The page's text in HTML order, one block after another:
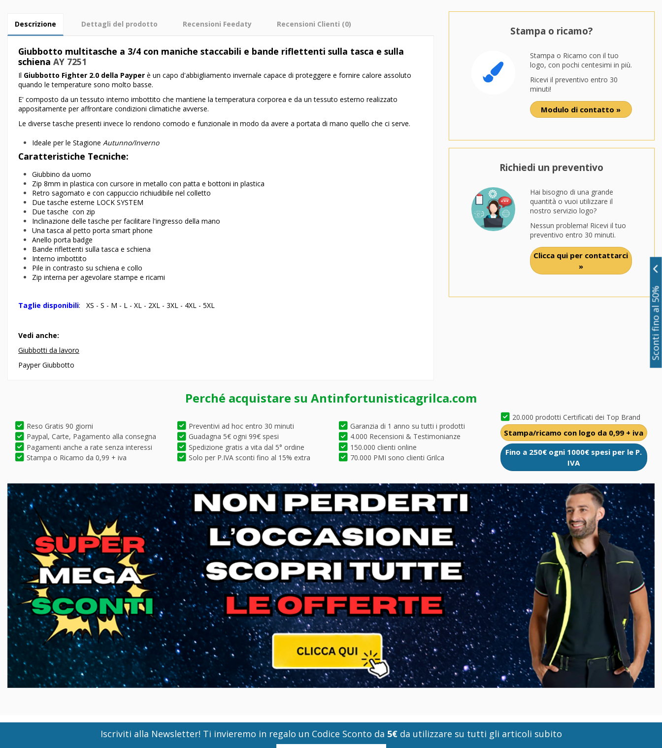
Descrizione Dettagli del prodotto Recensioni Feedaty Recensioni Clienti (0)
Giubbotto multitasche a 3/4 con maniche staccabili e bande riflettenti sulla tasca e sulla
schiena AY 7251
Il Giubbotto Fighter 2.0 della Payper è un capo d'abbigliamento invernale capace di proteggere e fornire calore assoluto
quando le temperature sono molto basse.
E' composto da un tessuto interno imbottito che mantiene la temperatura corporea e da un tessuto esterno realizzato
appositamente per affrontare condizioni climatiche avverse.
Le diverse tasche presenti invece lo rendono comodo e funzionale in modo da avere a portata di mano quello che ci serve.
Ideale per le Stagione Autunno/Inverno
Caratteristiche Tecniche:
Giubbino da uomo
Zip 8mm in plastica con cursore in metallo con patta e bottoni in plastica
Retro sagomato e con cappuccio richiudibile nel colletto
Due tasche esterne LOCK SYSTEM
Due tasche con zip
Inclinazione delle tasche per facilitare l'ingresso della mano
Una tasca al petto porta smart phone
Anello porta badge
Bande riflettenti sulla tasca e schiena
Interno imbottito
Pile in contrasto su schiena e collo
Zip interna per agevolare stampe e ricami
Taglie disponibili: XS - S - M - L - XL - 2XL - 3XL - 4XL - 5XL
Vedi anche:
Giubbotti da lavoro
Payper Giubbotto
Stampa o ricamo?
Stampa o Ricamo con il tuo
logo, con pochi centesimi in più.
Ricevi il preventivo entro 30
minuti!
Modulo di contatto »
Richiedi un preventivo
Hai bisogno di una grande
quantità o vuoi utilizzare il
nostro servizio logo?
Nessun problema! Ricevi il tuo
preventivo entro 30 minuti.
Clicca qui per contattarci
»
Perché acquistare su Antinfortunisticagrilca.com
Reso Gratis 90 giorni
Paypal, Carte, Pagamento alla consegna
Pagamenti anche a rate senza interessi
Stampa o Ricamo da 0,99 + iva
Preventivi ad hoc entro 30 minuti
Guadagna 5€ ogni 99€ spesi
Spedizione gratis a vita dal 5° ordine
Solo per P.IVA sconti fino al 15% extra
Garanzia di 1 anno su tutti i prodotti
4.000 Recensioni & Testimonianze
150.000 clienti online
70.000 PMI sono clienti Grilca
20.000 prodotti Certificati dei Top Brand
Stampa/ricamo con logo da 0,99 + iva
Fino a 250€ ogni 1000€ spesi per le P.
IVA
Iscriviti alla Newsletter! Ti invieremo in regalo un Codice Sconto da 5€da utilizzare su tutti gli articoli subito
Sconti fino al 50%